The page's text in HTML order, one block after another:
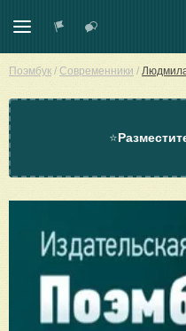
Поэмбук / Современники /
⭐